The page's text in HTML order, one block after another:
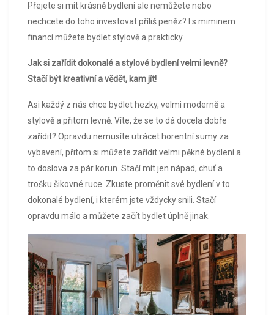
Přejete si mít krásně bydlení ale nemůžete nebo
nechcete do toho investovat příliš peněz? I s miminem
financí můžete bydlet stylově a prakticky.
Jak si zařídit dokonalé a stylové bydlení velmi levně?
Stačí být kreativní a vědět, kam jít!
Asi každý z nás chce bydlet hezky, velmi moderně a
stylově a přitom levně. Víte, že se to dá docela dobře
zařídit? Opravdu nemusíte utrácet horentní sumy za
vybavení, přitom si můžete zařídit velmi pěkné bydlení a
to doslova za pár korun. Stačí mít jen nápad, chuť a
trošku šikovné ruce. Zkuste proměnit své bydlení v to
dokonalé bydlení, i kterém jste vždycky snili. Stačí
opravdu málo a můžete začít bydlet úplně jinak.